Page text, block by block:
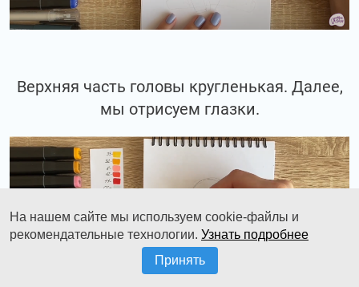
Верхняя часть головы кругленькая. Далее,
мы отрисуем глазки.
На нашем сайте мы используем cookie-файлы и
рекомендательные технологии. Узнать подробнее
Принять